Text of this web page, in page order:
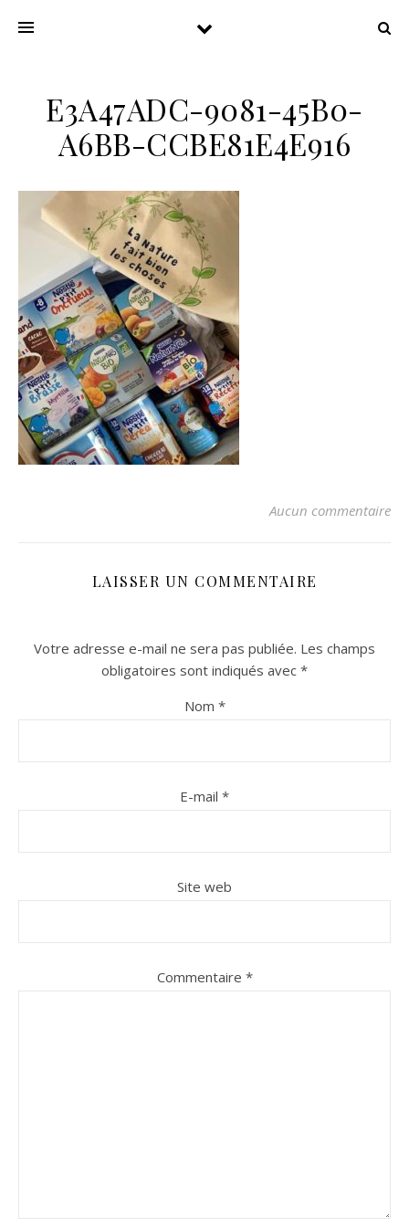
E3A47ADC-9081-45B0-
A6BB-CCBE81E4E916
Aucun commentaire
LAISSER UN COMMENTAIRE
Votre adresse e-mail ne sera pas publiée. Les champs
obligatoires sont indiqués avec *
Nom *
E-mail *
Site web
Commentaire *